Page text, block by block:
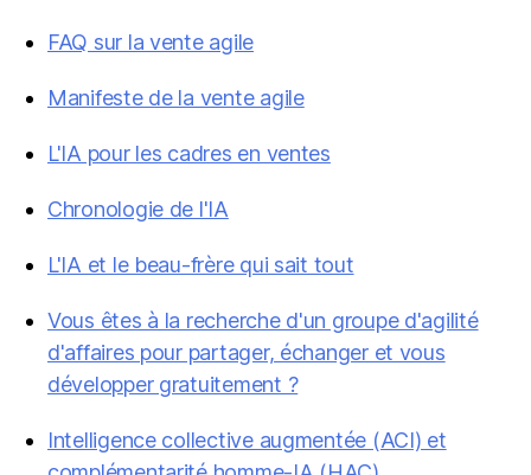
FAQ sur la vente agile
Manifeste de la vente agile
L'IA pour les cadres en ventes
Chronologie de l'IA
L'IA et le beau-frère qui sait tout
Vous êtes à la recherche d'un groupe d'agilité
d'affaires pour partager, échanger et vous
développer gratuitement ?
Intelligence collective augmentée (ACI) et